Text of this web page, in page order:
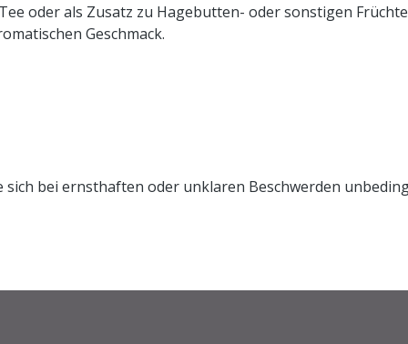
oder als Zusatz zu Hagebutten- oder sonstigen
Geschmack.
bei ernsthaften oder unklaren Beschwerden